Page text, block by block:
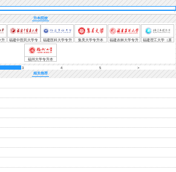
升本院校
升
福建中医药大学专
升本
福建医科大学专升
本
集美大学专升本
福建农林大学专升
本
福建理工大学（原
福建工程学院)专升
福州大学专升本
3 4 5
>
相关推荐